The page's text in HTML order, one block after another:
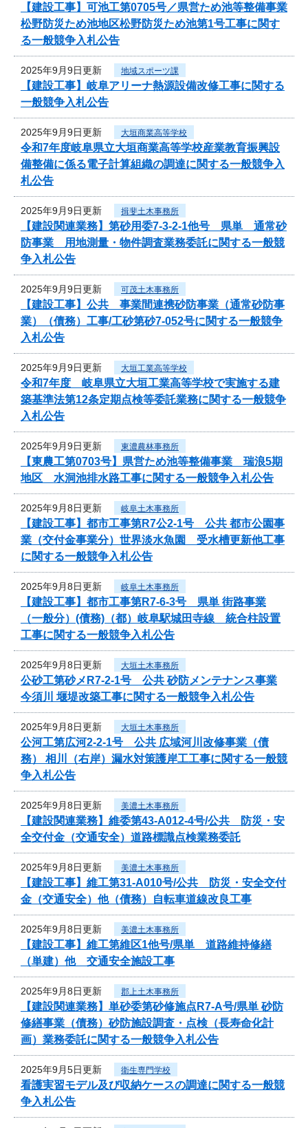
【建設工事】可池工第0705号／県営ため池等整備事業
松野防災ため池地区松野防災ため池第1号工事に関す
る一般競争入札公告
2025年9月9日更新 地域スポーツ課
【建設工事】岐阜アリーナ熱源設備改修工事に関する
一般競争入札公告
2025年9月9日更新 大垣商業高等学校
令和7年度岐阜県立大垣商業高等学校産業教育振興設
備整備に係る電子計算組織の調達に関する一般競争入
札公告
2025年9月9日更新 揖斐土木事務所
【建設関連業務】第砂用委7-3-2-1他号 県単 通常砂
防事業 用地測量・物件調査業務委託に関する一般競
争入札公告
2025年9月9日更新 可茂土木事務所
【建設工事】公共 事業間連携砂防事業（通常砂防事
業）（債務）工事/工砂第砂7-052号に関する一般競争
入札公告
2025年9月9日更新 大垣工業高等学校
令和7年度 岐阜県立大垣工業高等学校で実施する建
築基準法第12条定期点検等委託業務に関する一般競争
入札公告
2025年9月9日更新 東濃農林事務所
【東農工第0703号】県営ため池等整備事業 瑞浪5期
地区 水洞池排水路工事に関する一般競争入札公告
2025年9月8日更新 岐阜土木事務所
【建設工事】都市工事第R7公2-1号 公共 都市公園事
業（交付金事業分）世界淡水魚園 受水槽更新他工事
に関する一般競争入札公告
2025年9月8日更新 岐阜土木事務所
【建設工事】都市工事第R7-6-3号 県単 街路事業
（一般分）(債務)（都）岐阜駅城田寺線 統合柱設置
工事に関する一般競争入札公告
2025年9月8日更新 大垣土木事務所
公砂工第砂メR7-2-1号 公共 砂防メンテナンス事業
今須川 堰堤改築工事に関する一般競争入札公告
2025年9月8日更新 大垣土木事務所
公河工第広河2-2-1号 公共 広域河川改修事業（債
務） 相川（右岸）漏水対策護岸工工事に関する一般競
争入札公告
2025年9月8日更新 美濃土木事務所
【建設関連業務】維委第43-A012-4号/公共 防災・安
全交付金（交通安全）道路標識点検業務委託
2025年9月8日更新 美濃土木事務所
【建設工事】維工第31-A010号/公共 防災・安全交付
金（交通安全）他（債務）自転車道線改良工事
2025年9月8日更新 美濃土木事務所
【建設工事】維工第維区1他号/県単 道路維持修繕
（単建）他 交通安全施設工事
2025年9月8日更新 郡上土木事務所
【建設関連業務】単砂委第砂修施点R7-A号/県単 砂防
修繕事業（債務）砂防施設調査・点検（長寿命化計
画）業務委託に関する一般競争入札公告
2025年9月5日更新 衛生専門学校
看護実習モデル及び収納ケースの調達に関する一般競
争入札公告